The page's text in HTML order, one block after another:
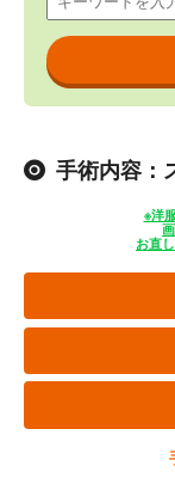
手術内容：
※洋
お直